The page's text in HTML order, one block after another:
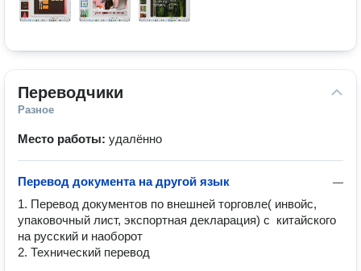
Переводчики
Разное
Место работы: удалённо
—
Перевод документа на другой язык
1. Перевод документов по внешней торговле( инвойс,
упаковочный лист, экспортная декларация) с  китайского
на русский и наоборот
2. Технический перевод